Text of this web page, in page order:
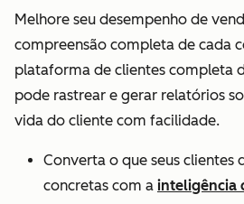
Melhore seu desempenho de
compreensão completa de cada
plataforma de clientes completa
pode rastrear e gerar relatórios
vida do cliente com facilidade.
Converta o que seus clientes
concretas com a inteligência